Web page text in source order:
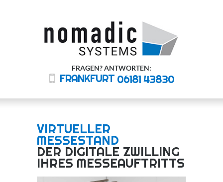
FRAGEN? ANTWORTEN:
FRANKFURT06181 43830
VIRTUELLER
MESSESTAND
DER DIGITALE ZWILLING
IHRES MESSEAUFTRITTS